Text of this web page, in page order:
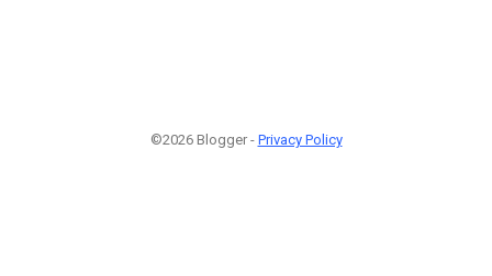
©2026 Blogger - Privacy Policy